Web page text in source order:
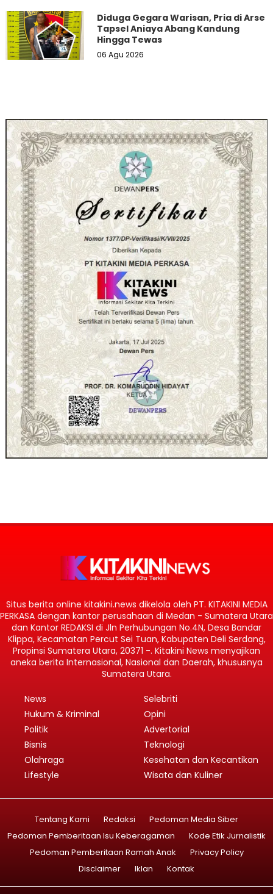
Diduga Gegara Warisan, Pria di Arse
Tapsel Aniaya Abang Kandung
Hingga Tewas
06 Agu 2026
Situs berita online kitakini.news dikelola oleh PT. KITAKINI MEDIA
PERKASA dengan kantor perusahaan di Medan - Sumatera Utara
dan Kantor REDAKSI di Jln Perhubungan No.4N, Desa Bandar
Klippa, Kecamatan Percut Sei Tuan, Kabupaten Deli Serdang,
Propinsi Sumatera Utara, 20371 -. Kitakini News menyajikan
aneka berita Internasional, Nasional dan Daerah, khususnya
Sumatera Utara.
News
Hukum & Kriminal
Politik
Bisnis
Olahraga
Lifestyle
Selebriti
Opini
Advertorial
Teknologi
Kesehatan dan Kecantikan
Wisata dan Kuliner
Tentang Kami Redaksi
Pedoman Media Siber
Pedoman Pemberitaan Isu Keberagaman
Kode Etik Jurnalistik
Pedoman Pemberitaan Ramah Anak
Privacy Policy
Disclaimer
Iklan Kontak